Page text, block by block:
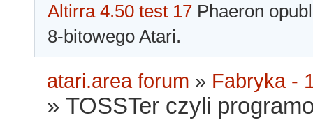
Altirra 4.50 test 17 Phaeron
8-bitowego Atari.
atari.area forum » Fabryka -
»TOSSTer czyli